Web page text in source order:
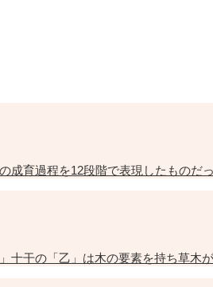
成育過程を12段階で表現したものだ
十干の「乙」は木の要素を持ち草木